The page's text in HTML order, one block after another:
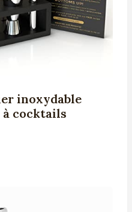
inoxydable
à cocktails